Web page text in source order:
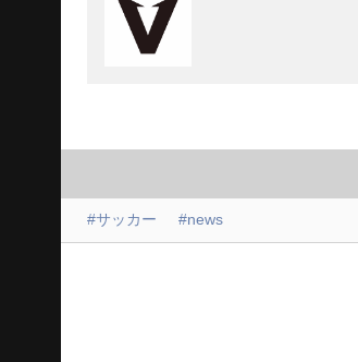
#サッカー #news